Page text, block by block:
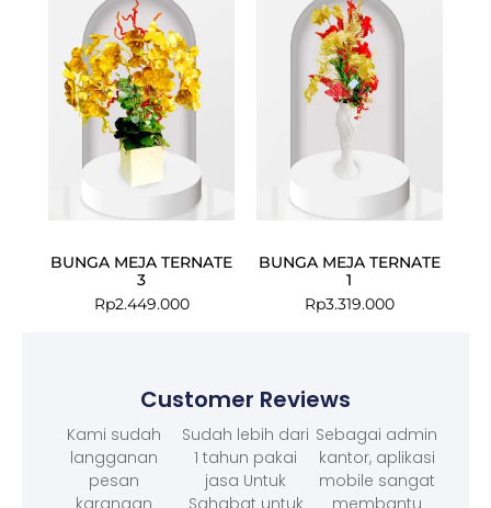
BUNGA MEJA TERNATE
3
Rp2.449.000
BUNGA MEJA TERNATE
1
Rp3.319.000
Customer Reviews
Kami sudah
langganan
pesan
karangan
Sudah lebih dari
1 tahun pakai
jasa Untuk
Sahabat untuk
Sebagai admin
kantor, aplikasi
mobile sangat
membantu